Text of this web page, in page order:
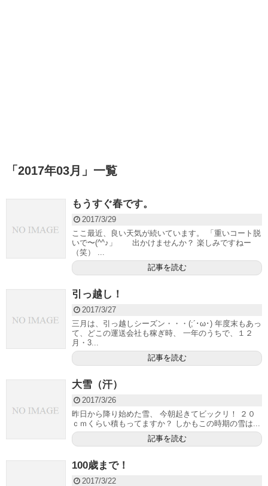
「 2017年03月 」 一覧
もうすぐ春です。
2017/3/29
ここ最近、良い天気が続いています。 「重いコート脱
いで〜(^^♪」 出かけませんか？ 楽しみですねー
（笑） ...
記事を読む
引っ越し！
2017/3/27
三月は、引っ越しシーズン・・・(;´･ω･) 年度末もあっ
て、どこの運送会社も稼ぎ時、 一年のうちで、１２
月・3...
記事を読む
大雪（汗）
2017/3/26
昨日から降り始めた雪、 今朝起きてビックリ！ ２０
ｃｍくらい積もってますか？ しかもこの時期の雪は...
記事を読む
100歳まで！
2017/3/22